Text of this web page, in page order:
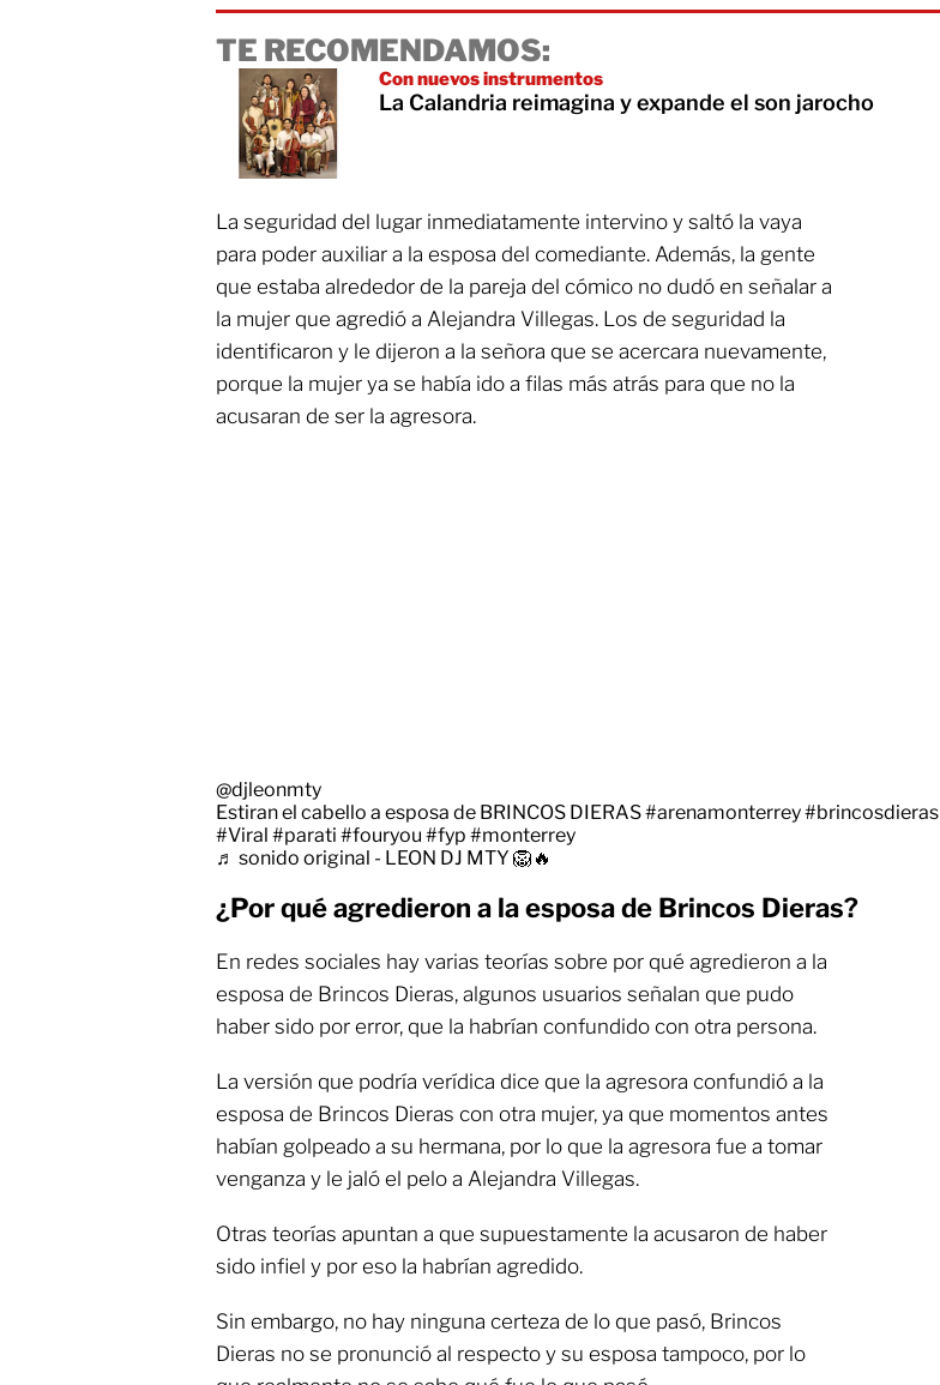
TE RECOMENDAMOS:
Con nuevos instrumentos
La Calandria reimagina y expande el son jarocho
La seguridad del lugar inmediatamente intervino y saltó la vaya
para poder auxiliar a la esposa del comediante. Además, la gente
que estaba alrededor de la pareja del cómico no dudó en señalar a
la mujer que agredió a Alejandra Villegas. Los de seguridad la
identificaron y le dijeron a la señora que se acercara nuevamente,
porque la mujer ya se había ido a filas más atrás para que no la
acusaran de ser la agresora.
@djleonmty
Estiran el cabello a esposa de BRINCOS DIERAS#arenamonterrey#brincosdieras
#Viral #parati #fouryou #fyp #monterrey
♬ sonido original - LEON DJ MTY 🦁🔥
¿Por qué agredieron a la esposa de Brincos Dieras?
En redes sociales hay varias teorías sobre por qué agredieron a la
esposa de Brincos Dieras, algunos usuarios señalan que pudo
haber sido por error, que la habrían confundido con otra persona.
La versión que podría verídica dice que la agresora confundió a la
esposa de Brincos Dieras con otra mujer, ya que momentos antes
habían golpeado a su hermana, por lo que la agresora fue a tomar
venganza y le jaló el pelo a Alejandra Villegas.
Otras teorías apuntan a que supuestamente la acusaron de haber
sido infiel y por eso la habrían agredido.
Sin embargo, no hay ninguna certeza de lo que pasó, Brincos
Dieras no se pronunció al respecto y su esposa tampoco, por lo